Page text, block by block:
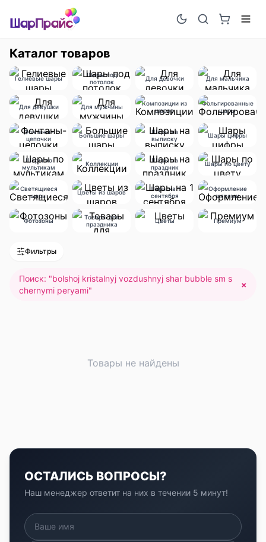
Каталог товаров
Гелиевые шары
Шары под
потолок
Для девочки Для мальчика
Для девушки Для мужчины
Композиции из
шаров
Фольгированные
шары
Фонтаны-
цепочки
Большие шары
Шары на
выписку
Шары цифры
Шары по
мультикам
Коллекции
Шары на
праздник
Шары по цвету
Светящиеся
шары
Цветы из шаров
Шары на 1
сентября
Оформление
шарами
Фотозоны
Товары для
праздника
Цветы Премиум
Фильтры
Поиск: "bolshoj kristalnyj vozdushnyj shar bubble sm s
chernymi peryami"
×
Товары не найдены
ОСТАЛИСЬ ВОПРОСЫ?
Наш менеджер ответит на них в течении 5 минут!